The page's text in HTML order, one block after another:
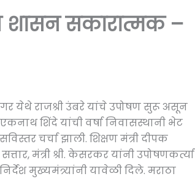
शासन सकारात्मक –
येथे राजश्री उंबरे यांचे उपोषण सुरू असून
शिंदे यांची वर्षा निवासस्थानी भेट
चर्चा झाली. शिक्षण मंत्री दीपक
मंत्री श्री. केसरकर यांनी उपोषणकर्त्या
मुख्यमंत्र्यांनी यावेळी दिले. मराठा